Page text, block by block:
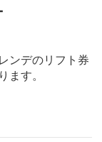
ンデのリフト券
ます。